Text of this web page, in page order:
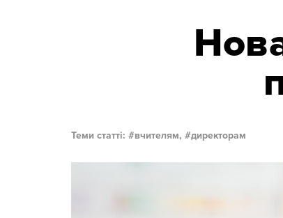
Теми статті: вчителям, директорам